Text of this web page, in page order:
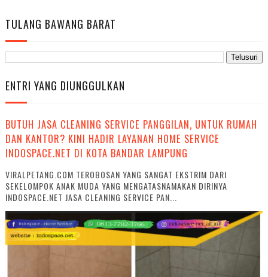
TULANG BAWANG BARAT
ENTRI YANG DIUNGGULKAN
BUTUH JASA CLEANING SERVICE PANGGILAN, UNTUK RUMAH
DAN KANTOR? KINI HADIR LAYANAN HOME SERVICE
INDOSPACE.NET DI KOTA BANDAR LAMPUNG
VIRALPETANG.COM TEROBOSAN YANG SANGAT EKSTRIM DARI
SEKELOMPOK ANAK MUDA YANG MENGATASNAMAKAN DIRINYA
INDOSPACE.NET JASA CLEANING SERVICE PAN...